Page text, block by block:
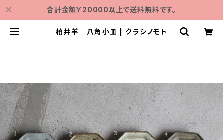
合計金額￥20000以上で送料無料です。
柏井羊 八角小皿 | クラシノモト